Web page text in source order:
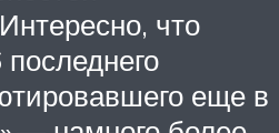
что
еще в